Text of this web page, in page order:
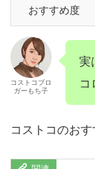
おすすめ度
コストコブロ
ガーもち子
実
コ
コストコのお